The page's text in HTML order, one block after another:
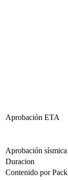
Aprobación ETA
Aprobación sísmica
Duracion
Contenido por Pack